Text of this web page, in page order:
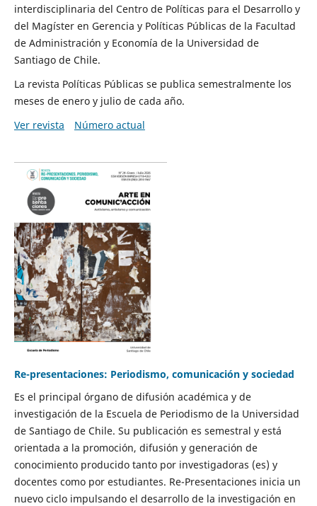
interdisciplinaria del Centro de Políticas para el Desarrollo y
del Magíster en Gerencia y Políticas Públicas de la Facultad
de Administración y Economía de la Universidad de
Santiago de Chile.
La revista Políticas Públicas se publica semestralmente los
meses de enero y julio de cada año.
Ver revista
Número actual
Re-presentaciones: Periodismo, comunicación y sociedad
Es el principal órgano de difusión académica y de
investigación de la Escuela de Periodismo de la Universidad
de Santiago de Chile. Su publicación es semestral y está
orientada a la promoción, difusión y generación de
conocimiento producido tanto por investigadoras (es) y
docentes como por estudiantes. Re-Presentaciones inicia un
nuevo ciclo impulsando el desarrollo de la investigación en